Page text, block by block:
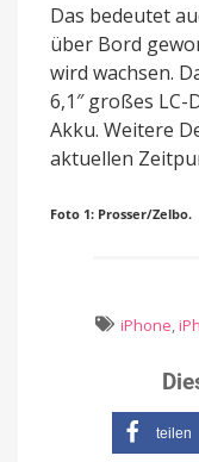
Das bedeutet
über Bord
wird wachsen.
6,1″ großes
Akku. Weitere
aktuellen
Foto 1: Prosser/Zelbo.
iPhone,
teilen